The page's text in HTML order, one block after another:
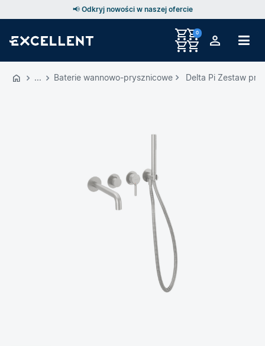
WYSZUKIWARKI
📢 Odkryj nowości w naszej ofercie
0
Baterie wannowo-prysznicowe Delta Pi Zestaw